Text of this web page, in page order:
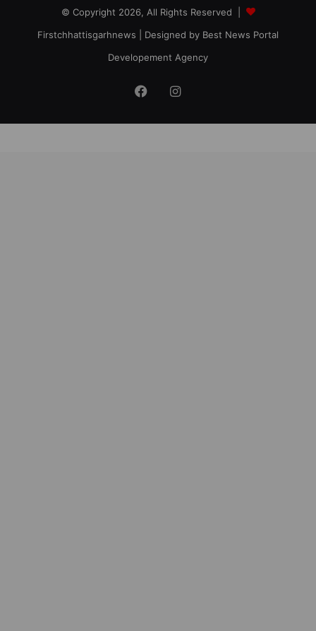
© Copyright 2026, All Rights Reserved |
Firstchhattisgarhnews | Designed by Best News Portal
Developement Agency
FacebookInstagram